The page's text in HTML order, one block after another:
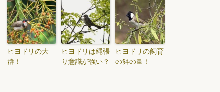
ヒヨドリの大
群！
ヒヨドリは縄張
り意識が強い？
ヒヨドリの飼育
の餌の量！